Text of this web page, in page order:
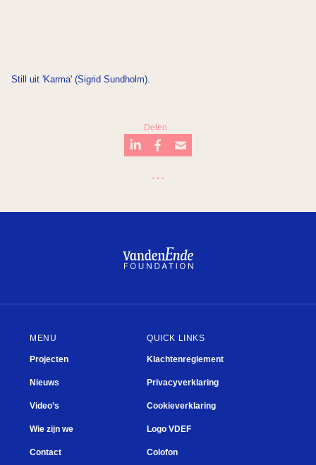
Still uit 'Karma' (Sigrid Sundholm).
Delen
…
MENU
Projecten
Nieuws
Video’s
Wie zijn we
Contact
QUICK LINKS
Klachtenreglement
Privacyverklaring
Cookieverklaring
Logo VDEF
Colofon